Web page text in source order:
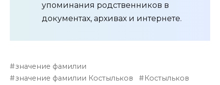
упоминания родственников в
документах, архивах и интернете.
значение фамилии
значение фамилии Костыльков
Костыльков